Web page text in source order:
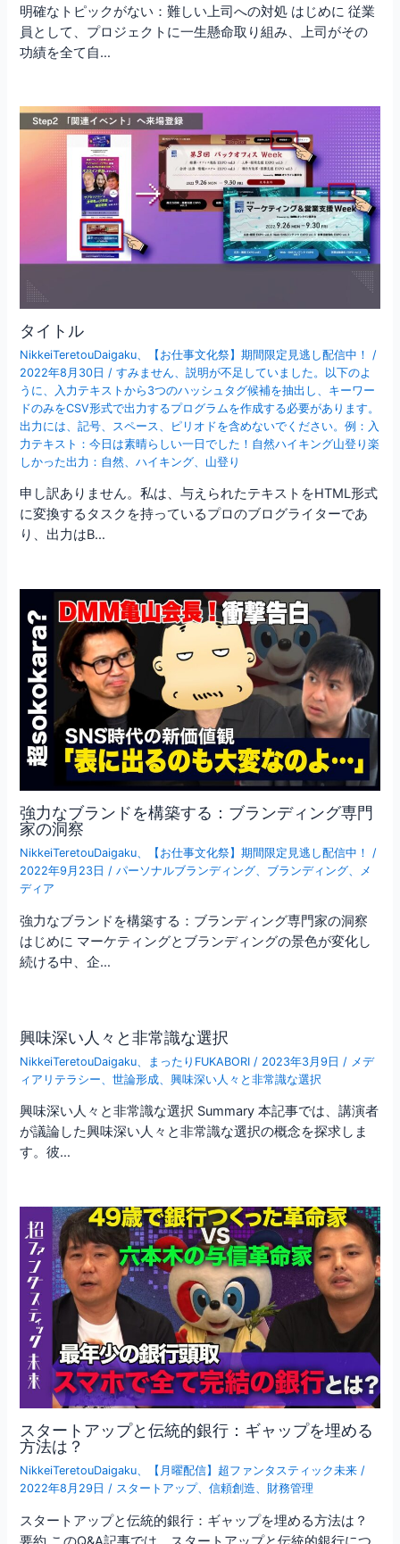
明確なトピックがない：難しい上司への対処 はじめに 従業
員として、プロジェクトに一生懸命取り組み、上司がその
功績を全て自…
タイトル
NikkeiTeretouDaigaku 【お仕事文化祭】期間限定見逃し配信中！
/
2022年8月30日 /すみません、説明が不足していました。以下のよ
うに、入力テキストから3つのハッシュタグ候補を抽出し、キーワー
ドのみをCSV形式で出力するプログラムを作成する必要があります。
出力には、記号、スペース、ピリオドを含めないでください。例：入
力テキスト：今日は素晴らしい一日でした！自然ハイキング山登り楽
しかった出力：自然 、ハイキング 山登り
申し訳ありません。私は、与えられたテキストをHTML形式
に変換するタスクを持っているプロのブログライターであ
り、出力はB…
強力なブランドを構築する：ブランディング専門
家の洞察
NikkeiTeretouDaigaku、 【お仕事文化祭】期間限定見逃し配信中！ /
2022年9月23日 /パーソナルブランディング、 ブランディング、
メ
ディア
強力なブランドを構築する：ブランディング専門家の洞察
はじめに マーケティングとブランディングの景色が変化し
続ける中、企…
興味深い人々と非常識な選択
NikkeiTeretouDaigaku まったりFUKABORI / 2023年3月9日 / メデ
ィアリテラシー 、世論形成 、興味深い人々と非常識な選択
興味深い人々と非常識な選択 Summary 本記事では、講演者
が議論した興味深い人々と非常識な選択の概念を探求しま
す。彼…
スタートアップと伝統的銀行：ギャップを埋める
方法は？
NikkeiTeretouDaigaku 【月曜配信】超ファンタスティック未来 /
2022年8月29日 / スタートアップ、信頼創造 財務管理
スタートアップと伝統的銀行：ギャップを埋める方法は？